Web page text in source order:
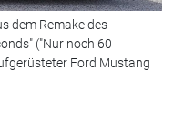
dem Remake des
("Nur noch 60
Ford Mustang